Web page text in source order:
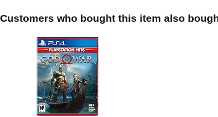
Customers who bought this item also